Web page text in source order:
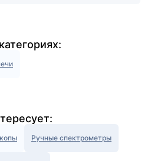
Ручные спектрометры